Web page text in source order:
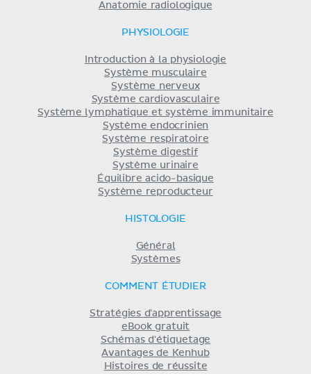
Anatomie radiologique
PHYSIOLOGIE
Introduction à la physiologie
Système musculaire
Système nerveux
Système cardiovasculaire
Système lymphatique et système immunitaire
Système endocrinien
Système respiratoire
Système digestif
Système urinaire
Équilibre acido-basique
Système reproducteur
HISTOLOGIE
Général
Systèmes
COMMENT ÉTUDIER
Stratégies d'apprentissage
eBook gratuit
Schémas d'étiquetage
Avantages de Kenhub
Histoires de réussite